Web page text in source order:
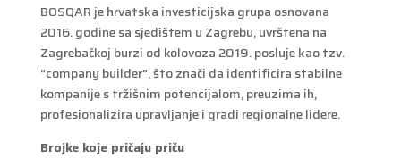
BOSQAR je hrvatska investicijska grupa osnovana
2016. godine sa sjedištem u Zagrebu, uvrštena na
Zagrebačkoj burzi od kolovoza 2019. posluje kao tzv.
“company builder”, što znači da identificira stabilne
kompanije s tržišnim potencijalom, preuzima ih,
profesionalizira upravljanje i gradi regionalne lidere.
Brojke koje pričaju priču